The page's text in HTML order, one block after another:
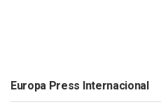
Europa Press Internacional